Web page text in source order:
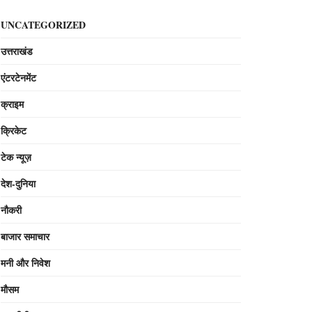
UNCATEGORIZED
उत्तराखंड
एंटरटेनमेंट
क्राइम
क्रिकेट
टेक न्यूज़
देश-दुनिया
नौकरी
बाजार समाचार
मनी और निवेश
मौसम